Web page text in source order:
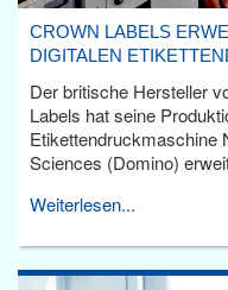
CROWN LABELS
DIGITALEN
Der britische Hersteller
Labels hat seine
Etikettendruckmaschine
Sciences (Domino)
Weiterlesen...